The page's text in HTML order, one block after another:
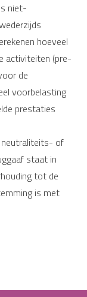
niet-
hoeveel
activiteiten (pre-
de
voorbelasting
prestaties
neutraliteits- of
staat in
tot de
is met